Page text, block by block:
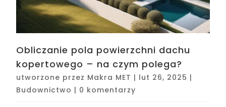
Obliczanie pola powierzchni dachu
kopertowego – na czym polega?
utworzone przez Makra MET | lut 26, 2025 |
Budownictwo | 0 komentarzy